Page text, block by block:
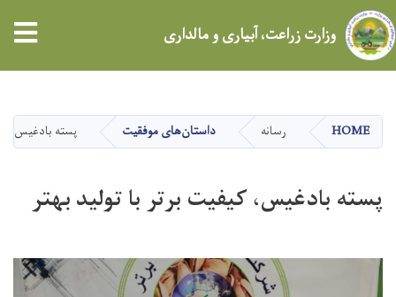
main
content
وزارت زراعت، آبیاری و مالداری
HOME رسانه داستان‌های موفقیت پسته بادغیس،
پسته بادغیس، کیفیت برتر با تولید بهتر